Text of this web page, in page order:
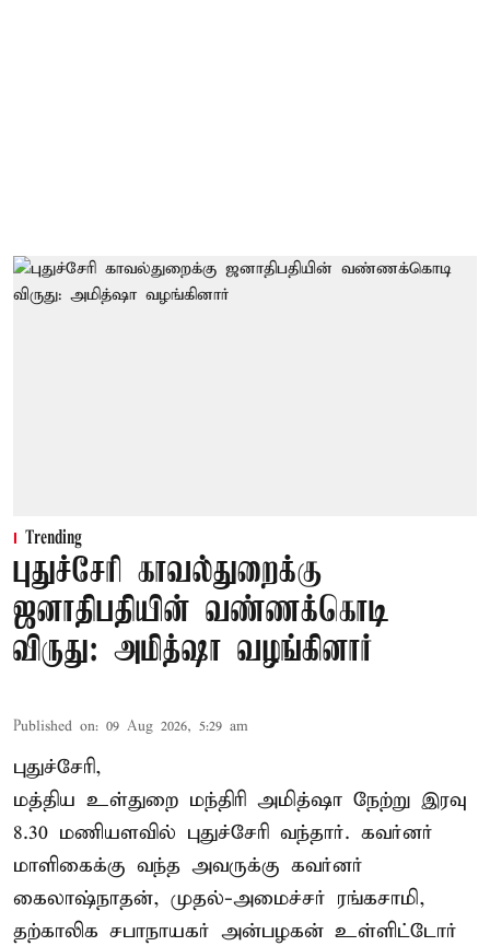
Trending
புதுச்சேரி காவல்துறைக்கு
ஜனாதிபதியின் வண்ணக்கொடி
விருது: அமித்ஷா வழங்கினார்
Published on: 09 Aug 2026, 5:29 am
புதுச்சேரி,
மத்திய உள்துறை மந்திரி அமித்ஷா நேற்று இரவு
8.30 மணியளவில் புதுச்சேரி வந்தார். கவர்னர்
மாளிகைக்கு வந்த அவருக்கு கவர்னர்
கைலாஷ்நாதன், முதல்-அமைச்சர் ரங்கசாமி,
தற்காலிக சபாநாயகர் அன்பழகன் உள்ளிட்டோர்